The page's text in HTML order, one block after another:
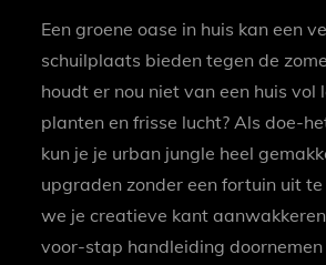
Een groene oase in huis kan een
schuilplaats bieden tegen de
houdt er nou niet van een huis vol
planten en frisse lucht? Als doe-
kun je je urban jungle heel
upgraden zonder een fortuin uit
we je creatieve kant
voor-stap handleiding doornemen